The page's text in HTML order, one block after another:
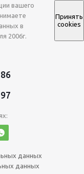
вашего
в
2006г.
Принять
cookies
данных
данных